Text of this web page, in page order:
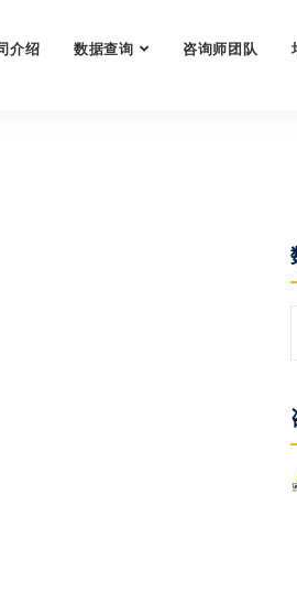
介绍 数据查询 咨询师团队